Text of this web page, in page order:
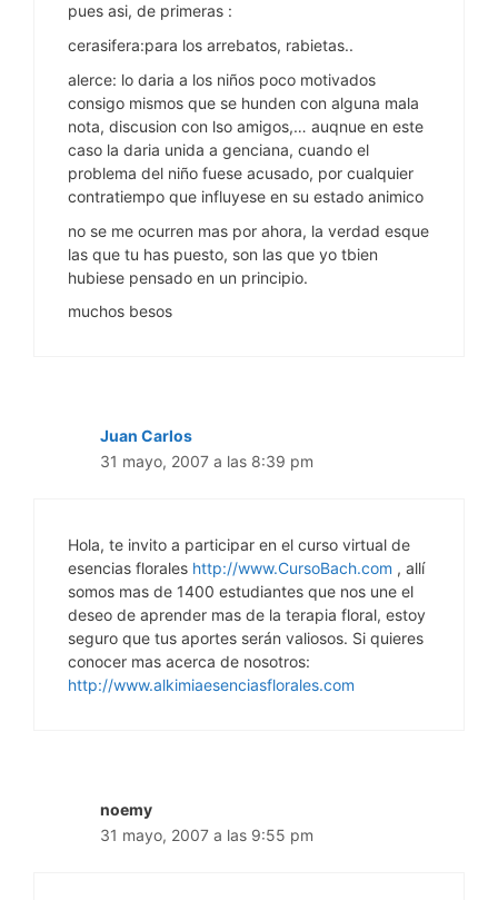
pues asi, de primeras :
cerasifera:para los arrebatos, rabietas..
alerce: lo daria a los niños poco motivados
consigo mismos que se hunden con alguna mala
nota, discusion con lso amigos,… auqnue en este
caso la daria unida a genciana, cuando el
problema del niño fuese acusado, por cualquier
contratiempo que influyese en su estado animico
no se me ocurren mas por ahora, la verdad esque
las que tu has puesto, son las que yo tbien
hubiese pensado en un principio.
muchos besos
Juan Carlos
31 mayo, 2007 a las 8:39 pm
Hola, te invito a participar en el curso virtual de
esencias florales http://www.CursoBach.com , allí
somos mas de 1400 estudiantes que nos une el
deseo de aprender mas de la terapia floral, estoy
seguro que tus aportes serán valiosos. Si quieres
conocer mas acerca de nosotros:
http://www.alkimiaesenciasflorales.com
noemy
31 mayo, 2007 a las 9:55 pm